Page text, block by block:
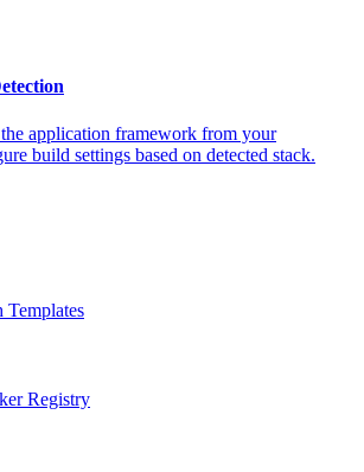
application framework from your
build settings based on detected stack.
Registry